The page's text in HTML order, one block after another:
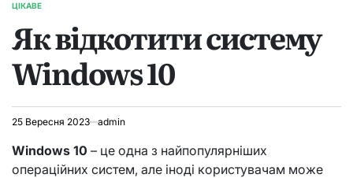
ОПУБЛІКУВАТИ
ЦІКАВЕ
Як відкотити систему
Windows 10
25 Вересня 2023 admin
Windows 10 – це одна з найпопулярніших
операційних систем, але іноді користувачам може